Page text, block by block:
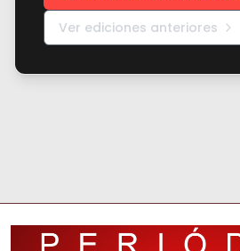
Ver ediciones anteriores